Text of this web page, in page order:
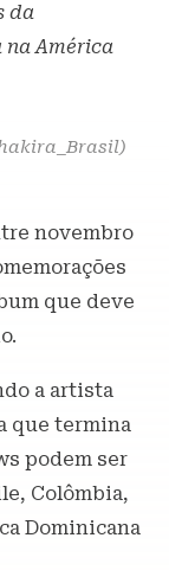
da
na América
novembro
que deve
a artista
que termina
podem ser
Colômbia,
Dominicana